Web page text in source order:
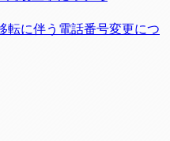
転に伴う電話番号変更につ